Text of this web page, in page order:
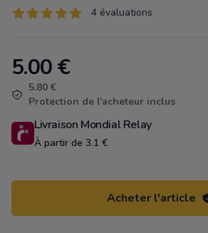
Évaluations
4 sur 5 étoiles 4 évaluations
Product information
5.00€
5.80 €
Protection de l'acheteur inclus
Livraison Mondial Relay
À partir de 3.1 €
Acheter l'article